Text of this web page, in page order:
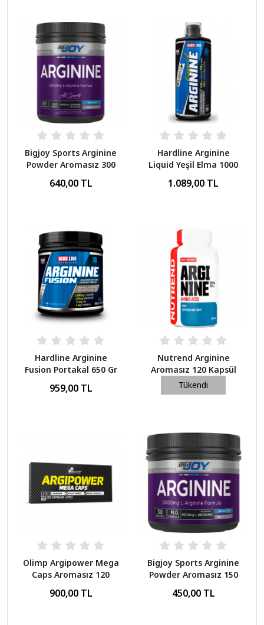
Bigjoy Sports Arginine
Powder Aromasız 300
640,00 TL
Hardline Arginine
Liquid Yeşil Elma 1000
1.089,00 TL
Hardline Arginine
Fusion Portakal 650 Gr
959,00 TL
Nutrend Arginine
Aromasız 120 Kapsül
475,00 TL
Tükendi
Olimp Argipower Mega
Caps Aromasız 120
900,00 TL
Bigjoy Sports Arginine
Powder Aromasız 150
450,00 TL